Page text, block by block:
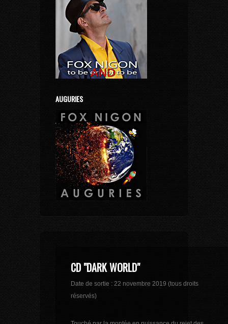
AUGURIES
CD "DARK WORLD"
Date de sortie : 22 novembre 2019 (tous droits
réservés)